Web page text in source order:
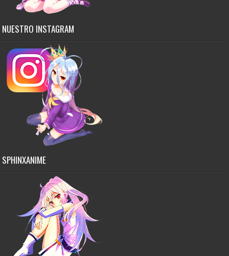
NUESTRO INSTAGRAM
SPHINXANIME